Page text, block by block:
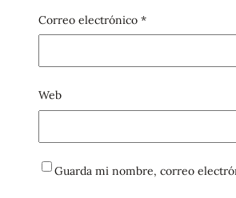
Correo electrónico *
Web
Guarda mi nombre, correo